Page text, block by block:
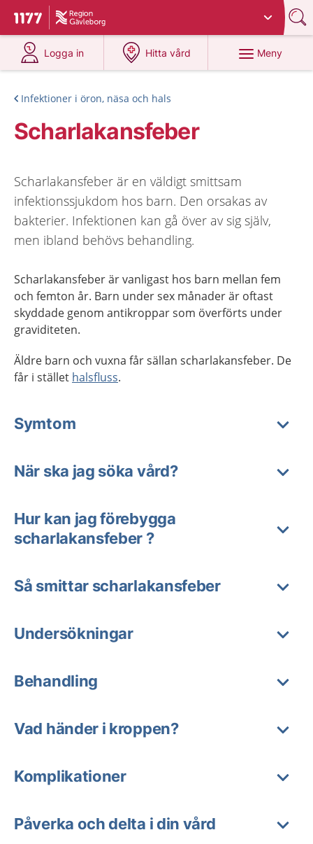
Till startsidan för 1177
Du har valt region
Logga in
på 1177.se
Hitta vård
på 1177.se
Meny
Infektioner i öron, näsa och hals
Scharlakansfeber
Scharlakansfeber är en väldigt smittsam
infektionssjukdom hos barn. Den orsakas av
bakterier. Infektionen kan gå över av sig själv,
men ibland behövs behandling.
Scharlakansfeber är vanligast hos barn mellan fem
och femton år. Barn under sex månader är oftast
skyddade genom antikroppar som överförts under
graviditeten.
Äldre barn och vuxna får sällan scharlakansfeber. De
får i stället halsfluss.
Symtom
När ska jag söka vård?
Hur kan jag förebygga
scharlakansfeber ?
Så smittar scharlakansfeber
Undersökningar
Behandling
Vad händer i kroppen?
Komplikationer
Påverka och delta i din vård